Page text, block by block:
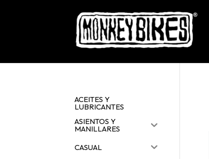
ACEITES Y
LUBRICANTES
ASIENTOS Y
MANILLARES
CASUAL